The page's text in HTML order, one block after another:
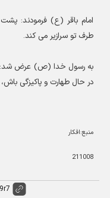
امام باقر (ع) فرمودند: پشت
طرف تو سرازیر می کند.
به رسول خدا (ص) عرض شد:
در حال طهارت و پاکیزگی باش،
منبع:افکار
211008